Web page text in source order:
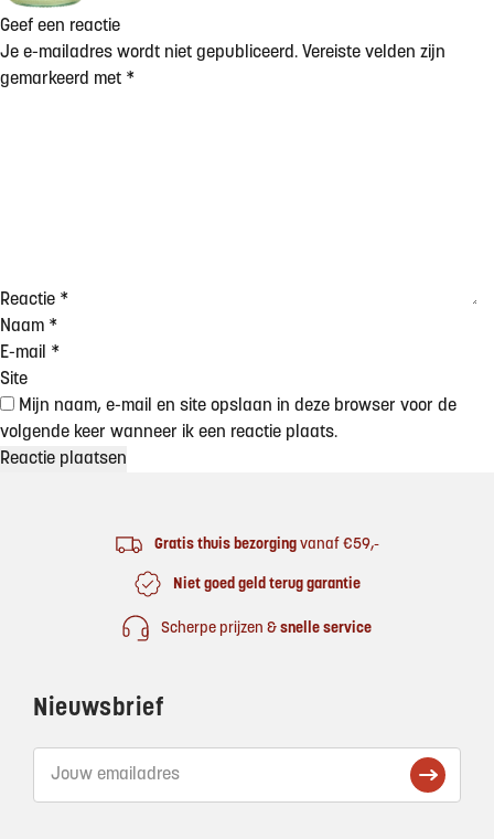
Geef een reactie
Je e-mailadres wordt niet gepubliceerd. Vereiste velden zijn
gemarkeerd met *
Reactie *
Naam *
E-mail *
Site
Mijn naam, e-mail en site opslaan in deze browser voor de
volgende keer wanneer ik een reactie plaats.
Gratis thuis bezorgingvanaf €59,-
Niet goed geld terug garantie
Scherpe prijzen & snelle service
Nieuwsbrief